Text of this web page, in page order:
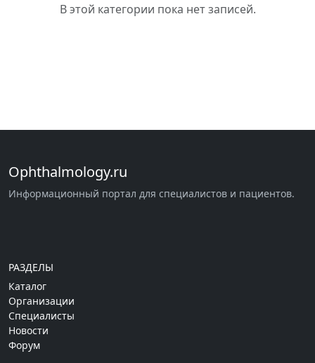
В этой категории пока нет записей.
Ophthalmology.ru
Информационный портал для специалистов и пациентов.
РАЗДЕЛЫ
Каталог
Организации
Специалисты
Новости
Форум